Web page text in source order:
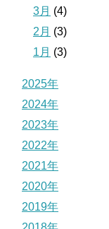
3月 (4)
2月 (3)
1月 (3)
2025年
2024年
2023年
2022年
2021年
2020年
2019年